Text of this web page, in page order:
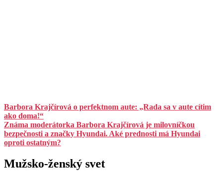
Barbora Krajčírová o perfektnom aute: „Rada sa v aute cítim
ako doma!“
Známa moderátorka Barbora Krajčírová je milovníčkou
bezpečnosti a značky Hyundai. Aké prednosti má Hyundai
oproti ostatným?
Mužsko-ženský svet